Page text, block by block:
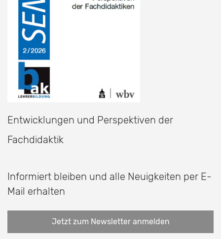
Entwicklungen und Perspektiven der
Fachdidaktik
Informiert bleiben und alle Neuigkeiten per E-
Mail erhalten
Jetzt zum Newsletter anmelden